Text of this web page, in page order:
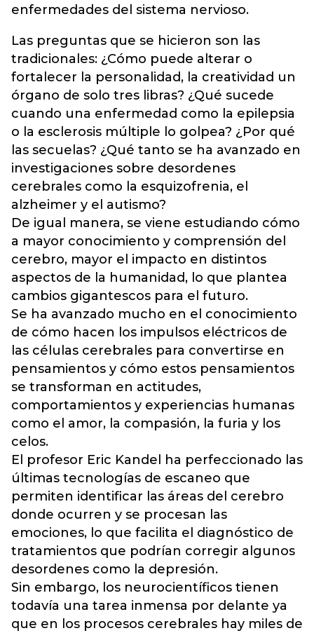
enfermedades del sistema nervioso.
Las preguntas que se hicieron son las
tradicionales: ¿Cómo puede alterar o
fortalecer la personalidad, la creatividad un
órgano de solo tres libras? ¿Qué sucede
cuando una enfermedad como la epilepsia
o la esclerosis múltiple lo golpea? ¿Por qué
las secuelas? ¿Qué tanto se ha avanzado en
investigaciones sobre desordenes
cerebrales como la esquizofrenia, el
alzheimer y el autismo?
De igual manera, se viene estudiando cómo
a mayor conocimiento y comprensión del
cerebro, mayor el impacto en distintos
aspectos de la humanidad, lo que plantea
cambios gigantescos para el futuro.
Se ha avanzado mucho en el conocimiento
de cómo hacen los impulsos eléctricos de
las células cerebrales para convertirse en
pensamientos y cómo estos pensamientos
se transforman en actitudes,
comportamientos y experiencias humanas
como el amor, la compasión, la furia y los
celos.
El profesor Eric Kandel ha perfeccionado las
últimas tecnologías de escaneo que
permiten identificar las áreas del cerebro
donde ocurren y se procesan las
emociones, lo que facilita el diagnóstico de
tratamientos que podrían corregir algunos
desordenes como la depresión.
Sin embargo, los neurocientíficos tienen
todavía una tarea inmensa por delante ya
que en los procesos cerebrales hay miles de